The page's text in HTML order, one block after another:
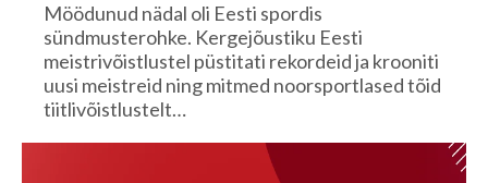
Möödunud nädal oli Eesti spordis
sündmusterohke. Kergejõustiku Eesti
meistrivõistlustel püstitati rekordeid ja krooniti
uusi meistreid ning mitmed noorsportlased tõid
tiitlivõistlustelt…